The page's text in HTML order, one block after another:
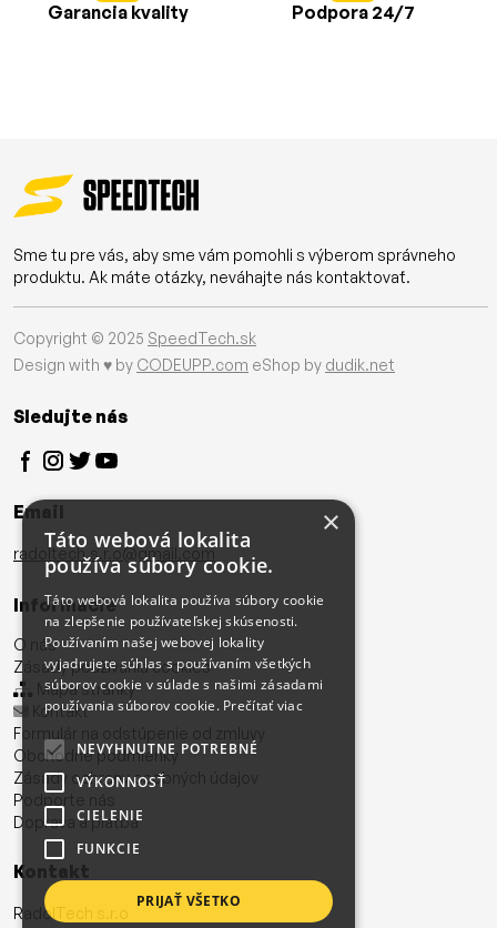
Garancia kvality Podpora 24/7
Sme tu pre vás, aby sme vám pomohli s výberom správneho
produktu. Ak máte otázky, neváhajte nás kontaktovať.
Copyright © 2025 SpeedTech.sk
Design with ♥ by CODEUPP.com eShop by dudik.net
Sledujte nás
Email
radoltech.s.r.o@gmail.com
Informácie
O nás
Zásady používania cookies
Mapa stránky
Kontakt
Formulár na odstúpenie od zmluvy
Obchodné podmienky
Zásady ochrany osobných údajov
Podporte nás
Doprava a platba
Kontakt
RadolTech s.r.o
×
Táto webová lokalita
používa súbory cookie.
Táto webová lokalita používa súbory cookie
na zlepšenie používateľskej skúsenosti.
Používaním našej webovej lokality
vyjadrujete súhlas s používaním všetkých
súborov cookie v súlade s našimi zásadami
používania súborov cookie. Prečítať viac
NEVYHNUTNE POTREBNÉ
VÝKONNOSŤ
CIELENIE
FUNKCIE
PRIJAŤ VŠETKO